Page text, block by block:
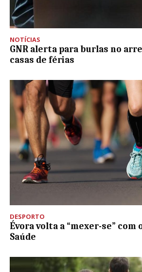
NOTÍCIAS
GNR alerta para burlas no
casas de férias
DESPORTO
Évora volta a “mexer-se” com
Saúde